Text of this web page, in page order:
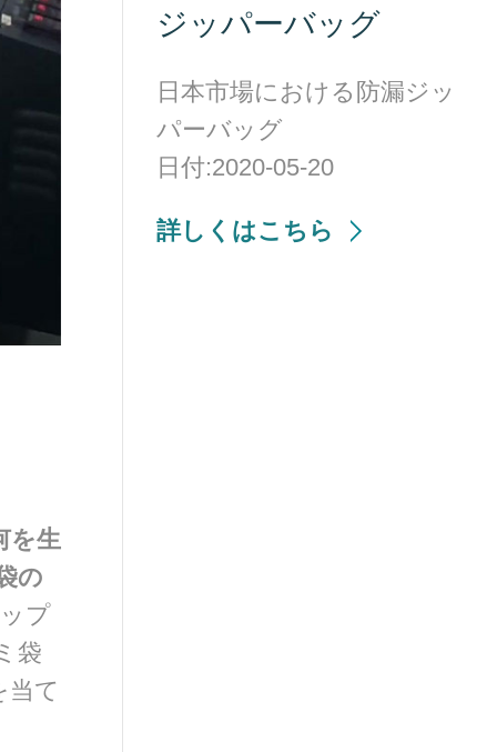
を生
の
プ
袋
当て
ジッパーバッグ
日本市場における防漏ジッ
パーバッグ
日付:2020-05-20
詳しくはこちら